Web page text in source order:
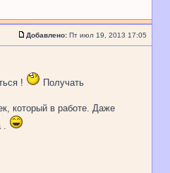
Добавлено: Пт июл 19, 2013 17:05
!
Получать
который в работе. Даже
.